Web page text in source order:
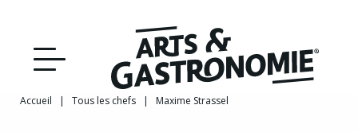
Recettes
Reportages
Accueil | Tous les chefs | Maxime Strassel